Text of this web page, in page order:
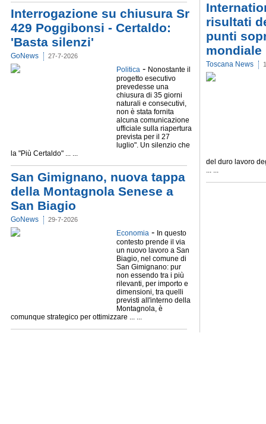
Interrogazione su chiusura Sr
429 Poggibonsi - Certaldo:
'Basta silenzi'
GoNews 27-7-2026
Politica - Nonostante il
progetto esecutivo
prevedesse una
chiusura di 35 giorni
naturali e consecutivi,
non è stata fornita
alcuna comunicazione
ufficiale sulla riapertura
prevista per il 27
luglio". Un silenzio che
la "Più Certaldo" ... ...
San Gimignano, nuova tappa
della Montagnola Senese a
San Biagio
GoNews 29-7-2026
Economia - In questo
contesto prende il via
un nuovo lavoro a San
Biagio, nel comune di
San Gimignano: pur
non essendo tra i più
rilevanti, per importo e
dimensioni, tra quelli
previsti all'interno della
Montagnola, è
comunque strategico per ottimizzare ... ...
risultati
punti
mondiale
Toscana News
del duro lavoro
... ...